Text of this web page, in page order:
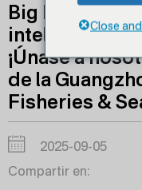
Big
inteligente: el
¡Únase a
de la
Fisheries &
2025-09-05
Compartir en:
Close